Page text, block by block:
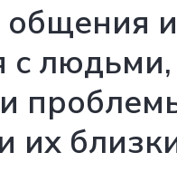
общения и
с людьми,
их